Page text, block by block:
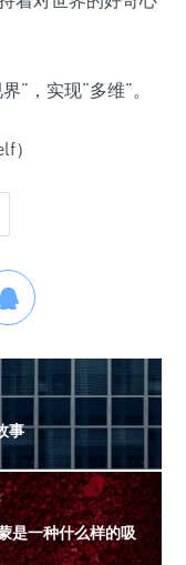
”，实现“多维”。
）
事
是一种什么样的吸